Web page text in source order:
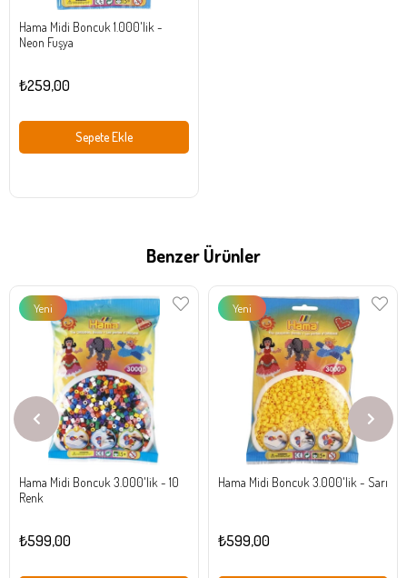
Hama Midi Boncuk 1.000'lik -
Neon Fuşya
₺259,00
Sepete Ekle
Benzer Ürünler
Hama Midi Boncuk 3.000'lik - 10
Renk
₺599,00
Yeni
Ürün
Hama Midi Boncuk 3.000'lik - Sarı
₺599,00
Yeni
Ürün